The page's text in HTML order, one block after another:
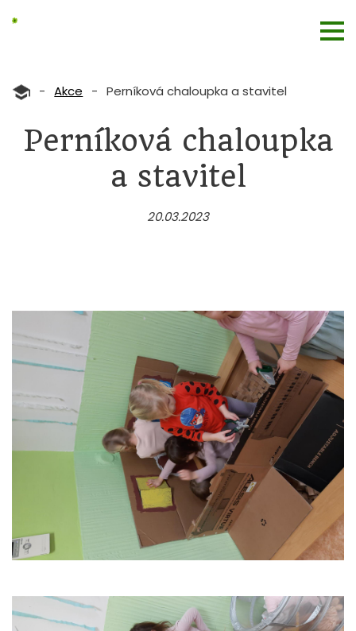
- Akce - Perníková chaloupka a stavitel
Perníková chaloupka
a stavitel
20.03.2023